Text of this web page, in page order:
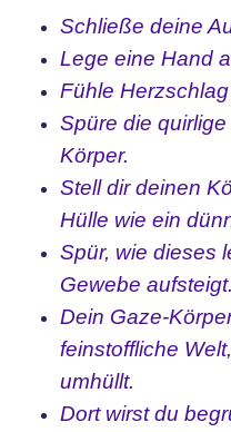
Schließe deine
Lege eine Hand
Fühle
Spüre die
Körper.
Stell dir deinen
Hülle wie ein
Spür, wie dieses
Gewebe aufsteigt.
Dein Gaze-
feinstoffliche
umhüllt.
Dort wirst du